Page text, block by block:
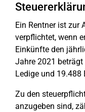
Ein Rentner ist zur
verpflichtet, wenn
Einkünfte den
Jahre 2021
Ledige und 19.488
Zu den
anzugeben sind,